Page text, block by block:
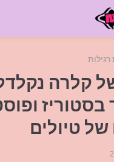
קלרה
טיולים